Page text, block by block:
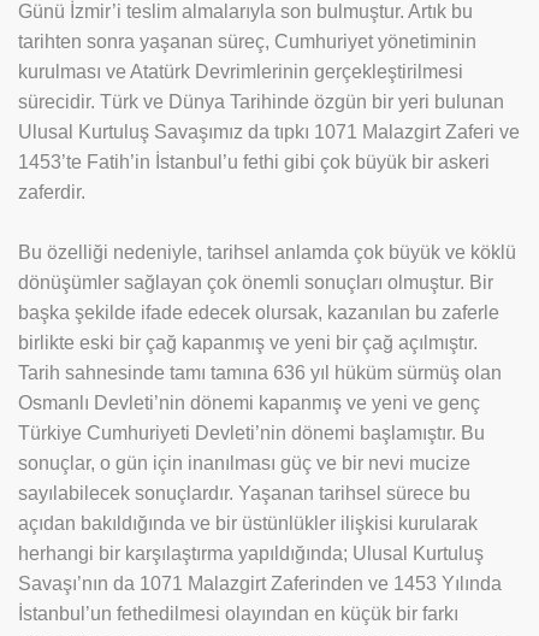
Günü İzmir’i teslim almalarıyla son bulmuştur. Artık bu
tarihten sonra yaşanan süreç, Cumhuriyet yönetiminin
kurulması ve Atatürk Devrimlerinin gerçekleştirilmesi
sürecidir. Türk ve Dünya Tarihinde özgün bir yeri bulunan
Ulusal Kurtuluş Savaşımız da tıpkı 1071 Malazgirt Zaferi ve
1453’te Fatih’in İstanbul’u fethi gibi çok büyük bir askeri
zaferdir.
Bu özelliği nedeniyle, tarihsel anlamda çok büyük ve köklü
dönüşümler sağlayan çok önemli sonuçları olmuştur. Bir
başka şekilde ifade edecek olursak, kazanılan bu zaferle
birlikte eski bir çağ kapanmış ve yeni bir çağ açılmıştır.
Tarih sahnesinde tamı tamına 636 yıl hüküm sürmüş olan
Osmanlı Devleti’nin dönemi kapanmış ve yeni ve genç
Türkiye Cumhuriyeti Devleti’nin dönemi başlamıştır. Bu
sonuçlar, o gün için inanılması güç ve bir nevi mucize
sayılabilecek sonuçlardır. Yaşanan tarihsel sürece bu
açıdan bakıldığında ve bir üstünlükler ilişkisi kurularak
herhangi bir karşılaştırma yapıldığında; Ulusal Kurtuluş
Savaşı’nın da 1071 Malazgirt Zaferinden ve 1453 Yılında
İstanbul’un fethedilmesi olayından en küçük bir farkı